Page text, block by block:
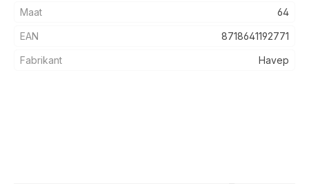
Maat 64
EAN 8718641192771
Fabrikant Havep